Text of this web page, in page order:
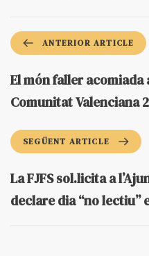
ANTERIOR ARTICLE
El món faller acomiada
Comunitat Valenciana
SEGÜENT ARTICLE
La FJFS sol.licita a
declare dia “no lectiu”